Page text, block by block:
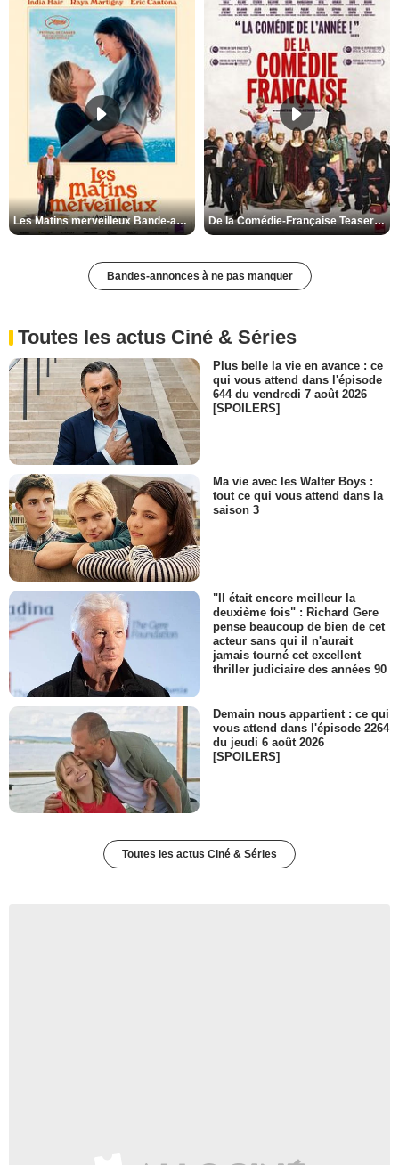
Les Matins merveilleux Bande-annonce VF De la Comédie-Française Teaser VF
Bandes-annonces à ne pas manquer
Toutes les actus Ciné & Séries
Plus belle la vie en avance : ce
qui vous attend dans l'épisode
644 du vendredi 7 août 2026
[SPOILERS]
Ma vie avec les Walter Boys :
tout ce qui vous attend dans la
saison 3
"Il était encore meilleur la
deuxième fois" : Richard Gere
pense beaucoup de bien de cet
acteur sans qui il n'aurait
jamais tourné cet excellent
thriller judiciaire des années 90
Demain nous appartient : ce qui
vous attend dans l'épisode 2264
du jeudi 6 août 2026
[SPOILERS]
Toutes les actus Ciné & Séries